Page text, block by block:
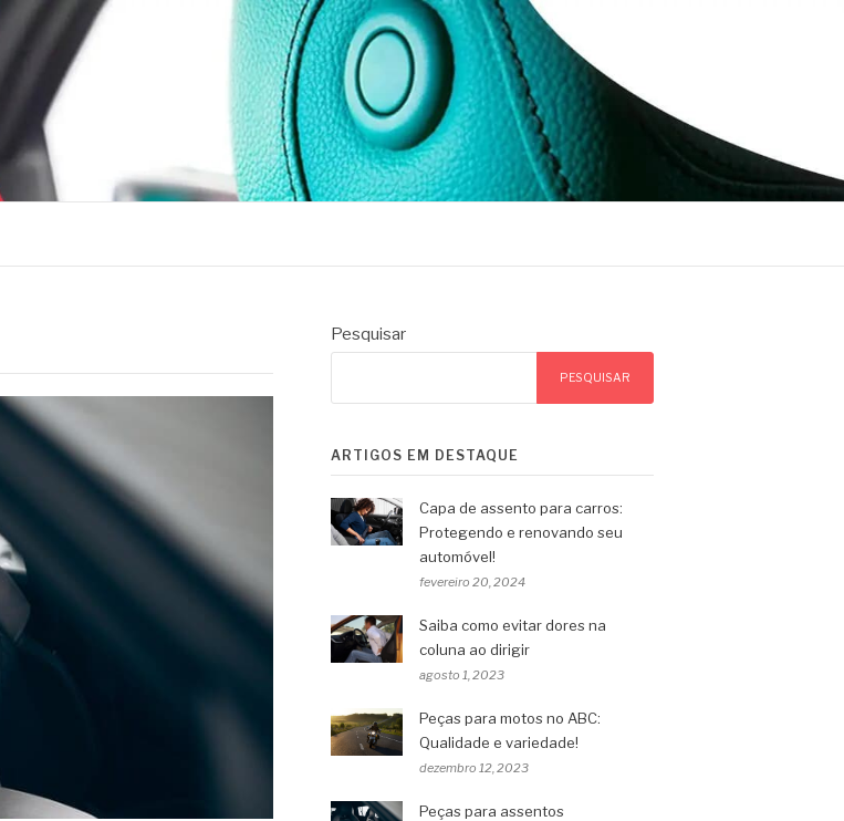
Pesquisar
PESQUISAR
ARTIGOS EM DESTAQUE
Capa de assento para carros:
Protegendo e renovando seu
automóvel!
fevereiro 20, 2024
Saiba como evitar dores na
coluna ao dirigir
agosto 1, 2023
Peças para motos no ABC:
Qualidade e variedade!
dezembro 12, 2023
Peças para assentos